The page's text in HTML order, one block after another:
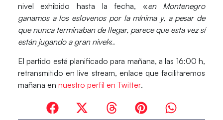
nivel exhibido hasta la fecha, «en Montenegro
ganamos a los eslovenos por la mínima y, a pesar de
que nunca terminaban de llegar, parece que esta vez sí
están jugando a gran nivel«.
El partido está planificado para mañana, a las 16:00 h,
retransmitido en live stream, enlace que facilitaremos
mañana en nuestro perfil en Twitter.